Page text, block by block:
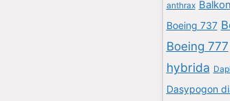
anthrax Balkon
Boeing 737
Boeing 777
hybrida
Dasypogon